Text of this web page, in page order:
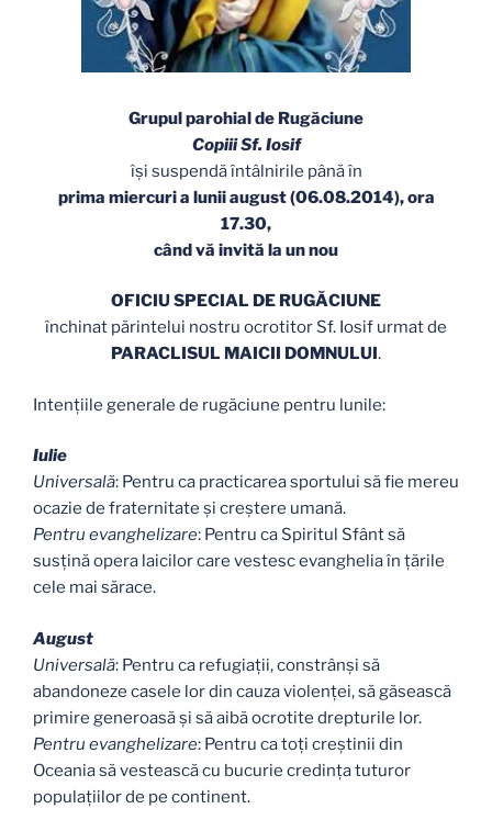
Grupul parohial de Rugăciune
Copiii Sf. Iosif
își suspendă întâlnirile până în
prima miercuri a lunii august (06.08.2014),ora
17.30,
când vă invită la un nou
OFICIU SPECIAL DE RUGĂCIUNE
închinat părintelui nostru ocrotitor Sf. Iosif urmat de
PARACLISUL MAICII DOMNULUI.
Intenţiile generale de rugăciune pentru lunile:
Iulie
Universală: Pentru ca practicarea sportului să fie mereu
ocazie de fraternitate şi creştere umană.
Pentru evanghelizare: Pentru ca Spiritul Sfânt să
susţină opera laicilor care vestesc evanghelia în ţările
cele mai sărace.
August
Universală: Pentru ca refugiaţii, constrânşi să
abandoneze casele lor din cauza violenţei, să găsească
primire generoasă şi să aibă ocrotite drepturile lor.
Pentru evanghelizare: Pentru ca toţi creştinii din
Oceania să vestească cu bucurie credinţa tuturor
populaţiilor de pe continent.